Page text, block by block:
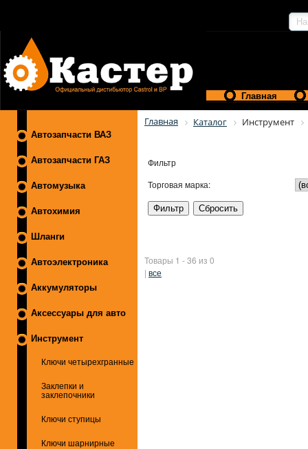
Главная
Автозапчасти ВАЗ
Автозапчасти ГАЗ
Автомузыка
Автохимия
Шланги
Автоэлектроника
Аккумуляторы
Аксессуары для авто
Инструмент
Ключи четырехгранные
Заклепки и
заклепочники
Ключи ступицы
Ключи шарнирные
Главная Каталог Инструмент
Фильтр
Торговая марка:
Товары 1 - 36 из 0
| все